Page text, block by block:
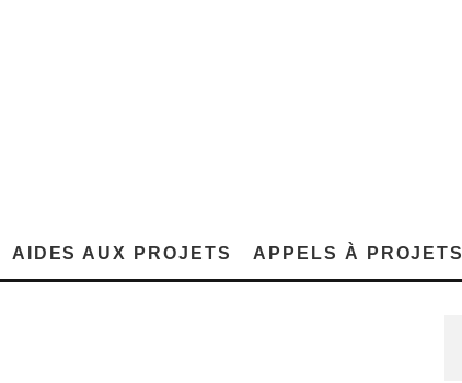
AIDES AUX PROJETS APPELS À PROJETS